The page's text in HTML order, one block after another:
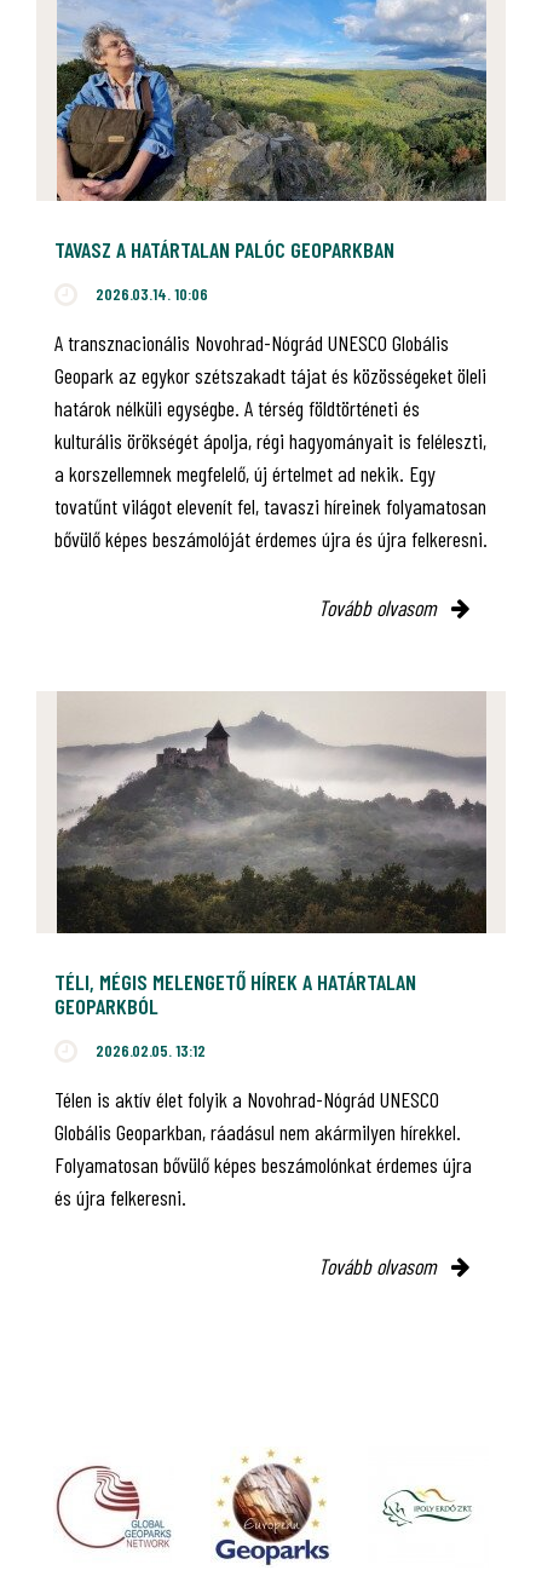
TAVASZ A HATÁRTALAN PALÓC GEOPARKBAN
2026.03.14. 10:06
A transznacionális Novohrad-Nógrád UNESCO Globális
Geopark az egykor szétszakadt tájat és közösségeket öleli
határok nélküli egységbe. A térség földtörténeti és
kulturális örökségét ápolja, régi hagyományait is feléleszti,
a korszellemnek megfelelő, új értelmet ad nekik. Egy
tovatűnt világot elevenít fel, tavaszi híreinek folyamatosan
bővülő képes beszámolóját érdemes újra és újra felkeresni.
Tovább olvasom
TÉLI, MÉGIS MELENGETŐ HÍREK A HATÁRTALAN
GEOPARKBÓL
2026.02.05. 13:12
Télen is aktív élet folyik a Novohrad-Nógrád UNESCO
Globális Geoparkban, ráadásul nem akármilyen hírekkel.
Folyamatosan bővülő képes beszámolónkat érdemes újra
és újra felkeresni.
Tovább olvasom